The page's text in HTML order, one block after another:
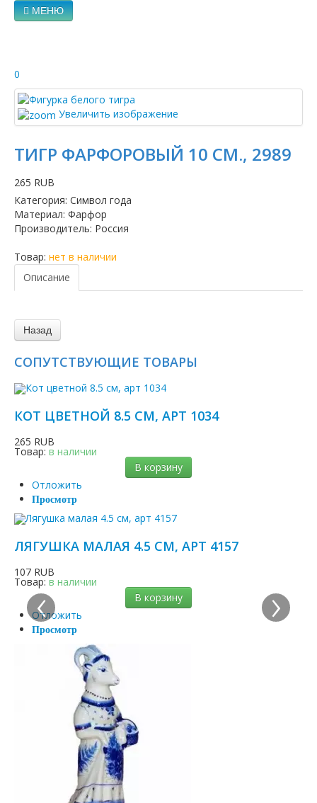
МЕНЮ
0
Увеличить изображение
ТИГР ФАРФОРОВЫЙ 10 СМ., 2989
265 RUB
Категория: Символ года
Материал: Фарфор
Производитель: Россия
Товар: нет в наличии
Описание
СОПУТСТВУЮЩИЕ ТОВАРЫ
КОТ ЦВЕТНОЙ 8.5 СМ, АРТ 1034
265 RUB
Товар: в наличии
В корзину
Отложить
Просмотр
ЛЯГУШКА МАЛАЯ 4.5 СМ, АРТ 4157
107 RUB
Товар: в наличии
В корзину
Отложить
Просмотр
‹ ›